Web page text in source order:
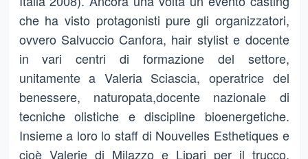
che ha visto protagonisti pure gli organizzatori,
ovvero Salvuccio Canfora, hair stylist e docente
in vari centri di formazione del settore,
unitamente a Valeria Sciascia, operatrice del
benessere, naturopata,docente nazionale di
tecniche olistiche e discipline bioenergetiche.
Insieme a loro lo staff di Nouvelles Esthetiques e
cioè Valerie di Milazzo e Lipari per il trucco,